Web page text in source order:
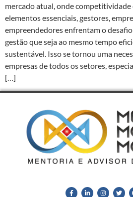
mercado atual, onde competitividade
elementos essenciais, gestores,
empreendedores enfrentam o
gestão que seja ao mesmo tempo
sustentável. Isso se tornou uma
empresas de todos os setores,
[…]